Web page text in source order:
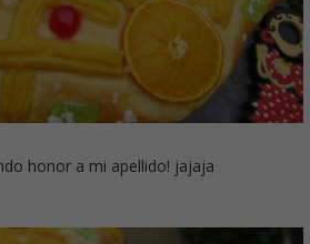
honor a mi apellido! jajaja